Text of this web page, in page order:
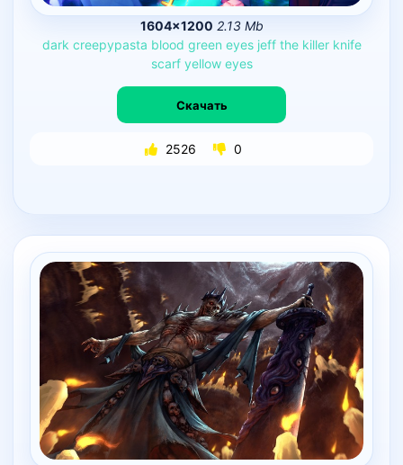
1604×1200 2.13 Mb
dark creepypasta blood green eyes jeff the killer knife
scarf yellow eyes
Скачать
2526 0